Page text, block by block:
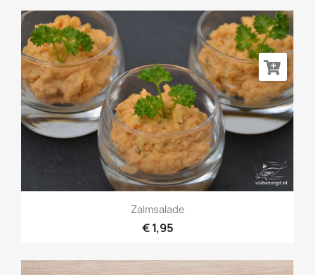
Zalmsalade
€ 1,95